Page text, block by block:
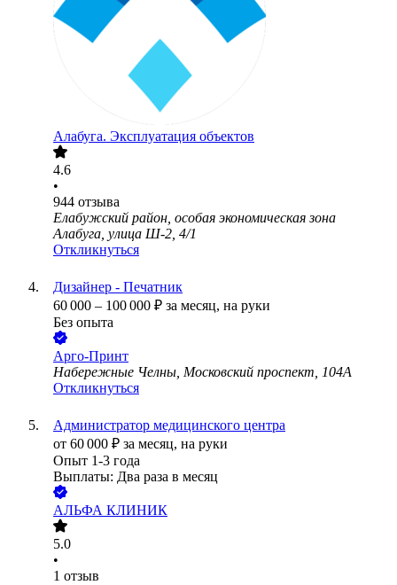
Алабуга. Эксплуатация объектов
4.6
•
944 отзыва
Елабужский район, особая экономическая зона
Алабуга, улица Ш-2, 4/1
Откликнуться
Дизайнер - Печатник
60 000 – 100 000 ₽ за месяц, на руки
Без опыта
Арго-Принт
Набережные Челны, Московский проспект, 104А
Откликнуться
Администратор медицинского центра
от 60 000 ₽ за месяц, на руки
Опыт 1-3 года
Выплаты: Два раза в месяц
АЛЬФА КЛИНИК
5.0
•
1 отзыв